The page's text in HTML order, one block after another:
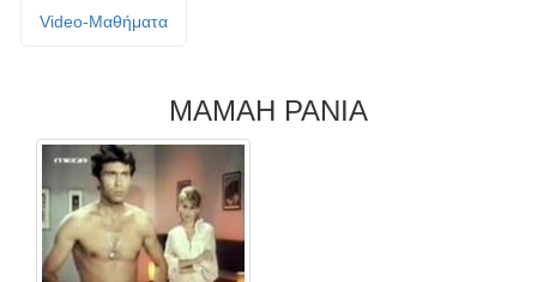
Video-Mαθήματα
ΜΑΜΑΗ ΡΑΝΙΑ